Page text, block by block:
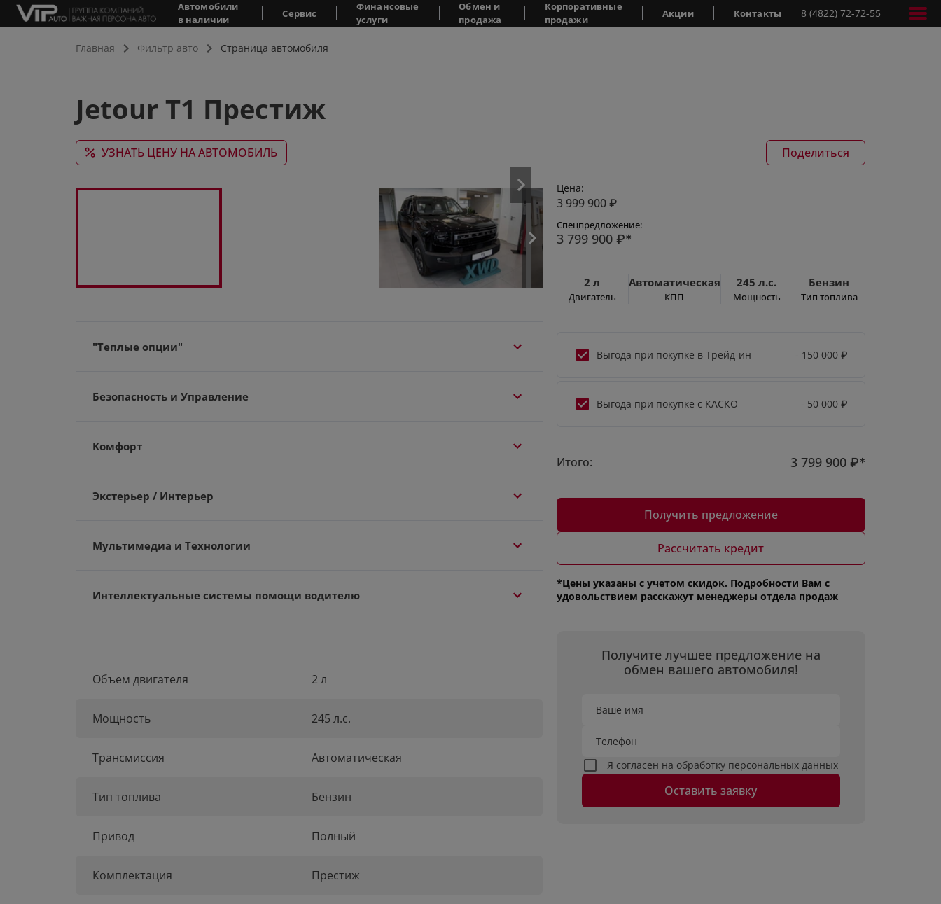
Автомобили
в наличии
Сервис
Финансовые
услуги
Обмен и
продажа
Корпоративные
продажи
Акции Контакты 8 (4822) 72-72-55
Главная Фильтр авто Страница автомобиля
Jetour T1 Престиж
УЗНАТЬ ЦЕНУ НА АВТОМОБИЛЬ Поделиться
"Теплые опции"
Безопасность и Управление
Комфорт
Экстерьер / Интерьер
Мультимедиа и Технологии
Интеллектуальные системы помощи водителю
Объем двигателя 2 л
Мощность 245 л.с.
Трансмиссия Автоматическая
Тип топлива Бензин
Привод Полный
Комплектация Престиж
Цена:
3 999 900 ₽
Спецпредложение:
3 799 900 ₽*
2 л
Двигатель
Автоматическая
КПП
245 л.с.
Мощность
Бензин
Тип топлива
Выгода при покупке в Трейд-ин - 150 000 ₽
Выгода при покупке с КАСКО - 50 000 ₽
Итого: 3 799 900 ₽*
Получить предложение
Рассчитать кредит
*Цены указаны с учетом скидок. Подробности Вам с
удовольствием расскажут менеджеры отдела продаж
Получите лучшее предложение на
обмен вашего автомобиля!
Ваше имя
Телефон
Я согласен на обработку персональных данных
Оставить заявку